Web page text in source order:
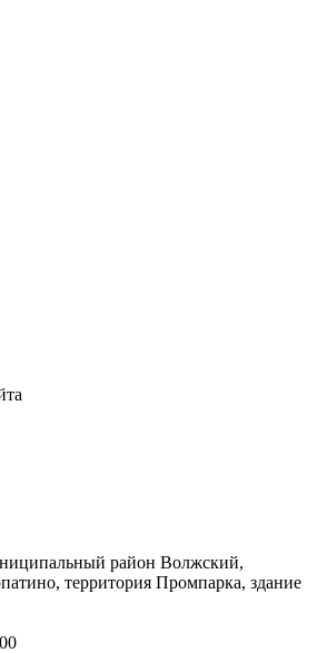
район Волжский,
территория Промпарка, здание